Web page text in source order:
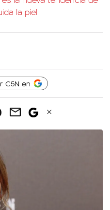
la piel
C5N en